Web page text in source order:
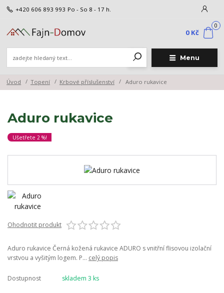
Menu
+420 606 893 993 Po - So 8 - 17 h.
0
0 Kč
Úvod Topení Krbové příslušenství Aduro rukavice
Aduro rukavice
Ušetřete 2 %!
Ohodnotit produkt
Aduro rukavice Černá kožená rukavice ADURO s vnitřní flisovou izolační
vrstvou a vyšitým logem. P... celý popis
Dostupnost skladem 3 ks